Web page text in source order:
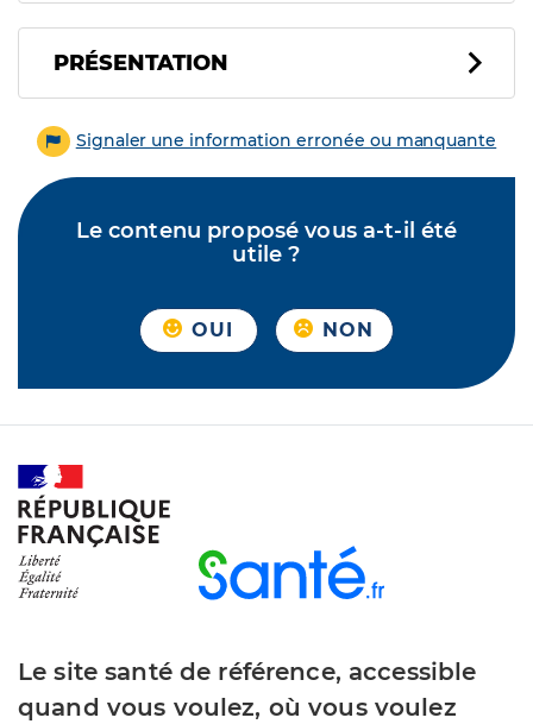
PRÉSENTATION
Signaler une information erronée ou manquante
Le contenu proposé vous a-t-il été
utile ?
OUI NON
Le site santé de référence, accessible
quand vous voulez, où vous voulez